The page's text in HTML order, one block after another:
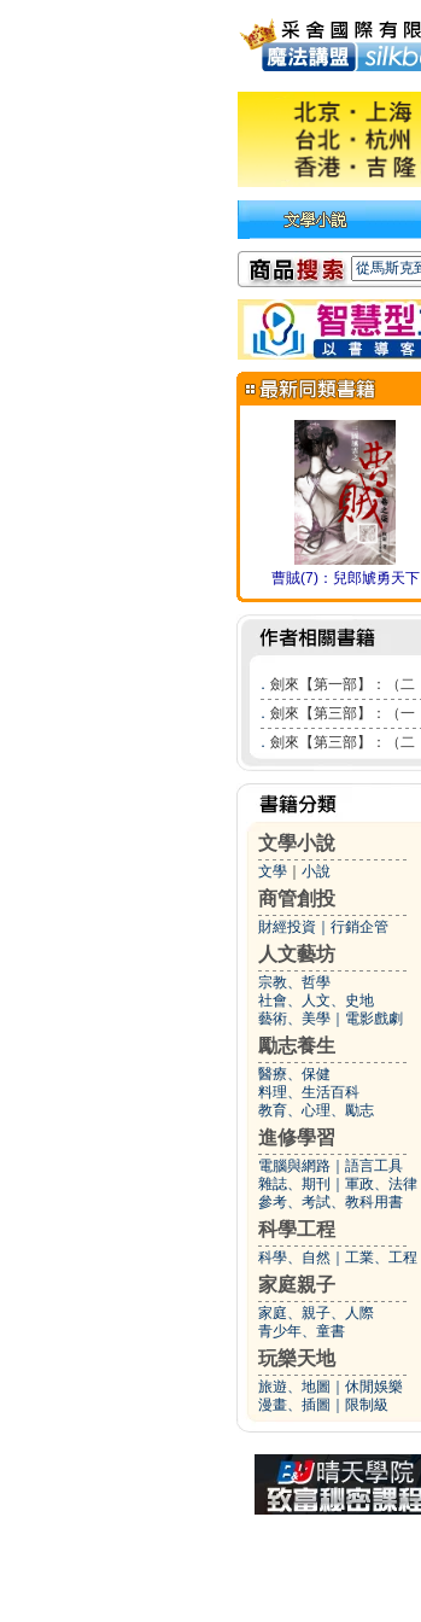
曹賊(7)：兒郎虓勇天下
． 劍來【第一部】：（二
． 劍來【第三部】：（一
． 劍來【第三部】：（二
文學小說
文學 小說
商管創投
財經投資 行銷企管
人文藝坊
宗教、哲學
社會、人文、史地
藝術、美學
電影戲劇
勵志養生
醫療、保健
料理、生活百科
教育、心理、勵志
進修學習
電腦與網路
語言工具
雜誌、期刊
軍政、法律
參考、考試、教科用書
科學工程
科學、自然 工業、工程
家庭親子
家庭、親子、人際
青少年、童書
玩樂天地
旅遊、地圖
休閒娛樂
漫畫、插圖
限制級